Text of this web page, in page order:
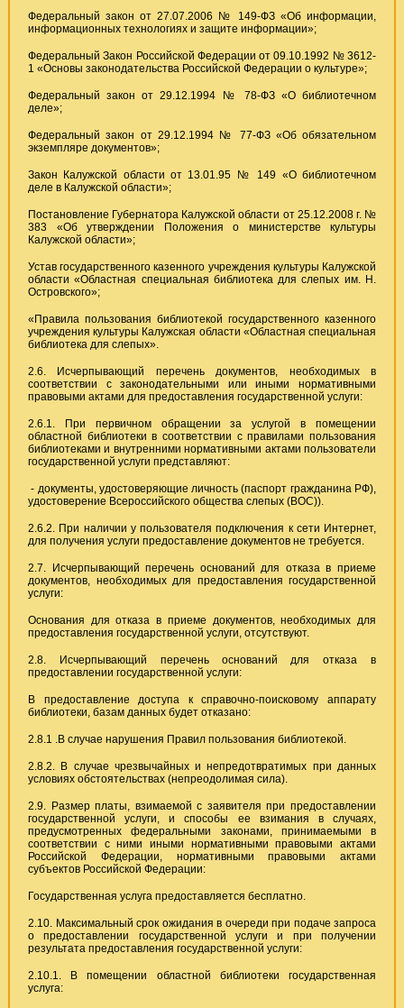
Федеральный закон от 27.07.2006 № 149-ФЗ «Об информации,
информационных технологиях и защите информации»;
Федеральный Закон Российской Федерации от 09.10.1992 № 3612-
1 «Основы законодательства Российской Федерации о культуре»;
Федеральный закон от 29.12.1994 № 78-ФЗ «О библиотечном
деле»;
Федеральный закон от 29.12.1994 № 77-ФЗ «Об обязательном
экземпляре документов»;
Закон Калужской области от 13.01.95 № 149 «О библиотечном
деле в Калужской области»;
Постановление Губернатора Калужской области от 25.12.2008 г. №
383 «Об утверждении Положения о министерстве культуры
Калужской области»;
Устав государственного казенного учреждения культуры Калужской
области «Областная специальная библиотека для слепых им. Н.
Островского»;
«Правила пользования библиотекой государственного казенного
учреждения культуры Калужская области «Областная специальная
библиотека для слепых».
2.6. Исчерпывающий перечень документов, необходимых в
соответствии с законодательными или иными нормативными
правовыми актами для предоставления государственной услуги:
2.6.1. При первичном обращении за услугой в помещении
областной библиотеки в соответствии с правилами пользования
библиотеками и внутренними нормативными актами пользователи
государственной услуги представляют:
- документы, удостоверяющие личность (паспорт гражданина РФ),
удостоверение Всероссийского общества слепых (ВОС)).
2.6.2. При наличии у пользователя подключения к сети Интернет,
для получения услуги предоставление документов не требуется.
2.7. Исчерпывающий перечень оснований для отказа в приеме
документов, необходимых для предоставления государственной
услуги:
Основания для отказа в приеме документов, необходимых для
предоставления государственной услуги, отсутствуют.
2.8. Исчерпывающий перечень оснований для отказа в
предоставлении государственной услуги:
В предоставление доступа к справочно-поисковому аппарату
библиотеки, базам данных будет отказано:
2.8.1 .В случае нарушения Правил пользования библиотекой.
2.8.2. В случае чрезвычайных и непредотвратимых при данных
условиях обстоятельствах (непреодолимая сила).
2.9. Размер платы, взимаемой с заявителя при предоставлении
государственной услуги, и способы ее взимания в случаях,
предусмотренных федеральными законами, принимаемыми в
соответствии с ними иными нормативными правовыми актами
Российской Федерации, нормативными правовыми актами
субъектов Российской Федерации:
Государственная услуга предоставляется бесплатно.
2.10. Максимальный срок ожидания в очереди при подаче запроса
о предоставлении государственной услуги и при получении
результата предоставления государственной услуги:
2.10.1. В помещении областной библиотеки государственная
услуга: